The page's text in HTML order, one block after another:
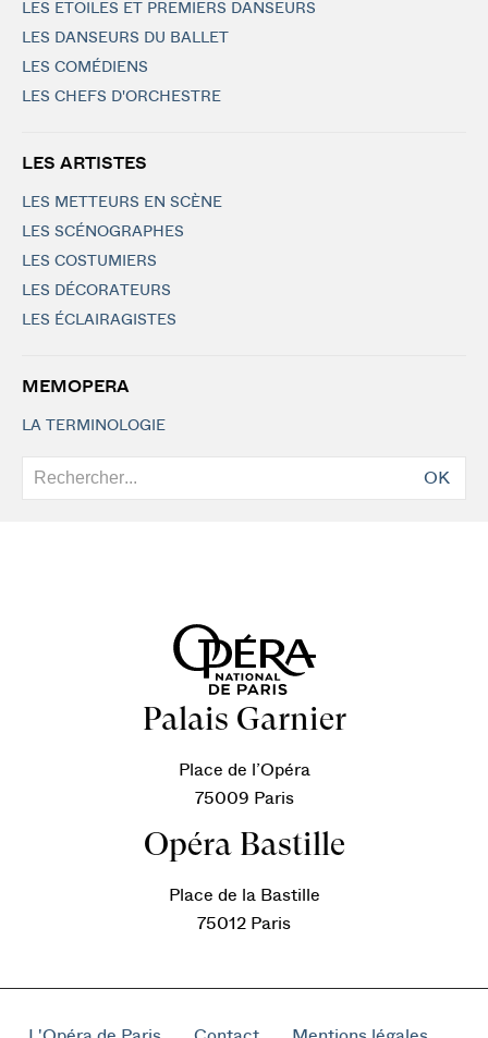
LES ETOILES ET PREMIERS DANSEURS
LES DANSEURS DU BALLET
LES COMÉDIENS
LES CHEFS D'ORCHESTRE
LES ARTISTES
LES METTEURS EN SCÈNE
LES SCÉNOGRAPHES
LES COSTUMIERS
LES DÉCORATEURS
LES ÉCLAIRAGISTES
MEMOPERA
LA TERMINOLOGIE
OK
Palais Garnier
Place de l’Opéra
75009 Paris
Opéra Bastille
Place de la Bastille
75012 Paris